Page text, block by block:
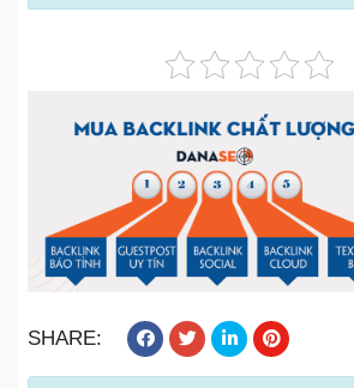
SHARE: